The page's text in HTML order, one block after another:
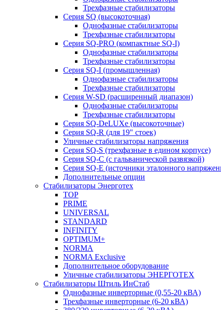
Трехфазные стабилизаторы
Серия SQ (высокоточная)
Однофазные стабилизаторы
Трехфазные стабилизаторы
Cерия SQ-PRO (компактные SQ-I)
Однофазные стабилизаторы
Трехфазные стабилизаторы
Серия SQ-I (промышленная)
Однофазные стабилизаторы
Трехфазные стабилизаторы
Серия W-SD (расширенный диапазон)
Однофазные стабилизаторы
Трехфазные стабилизаторы
Серия SQ-DeLUXe (высокоточные)
Серия SQ-R (для 19" стоек)
Уличные стабилизаторы напряжения
Серия SQ-S (трехфазные в едином корпусе)
Серия SQ-C (с гальванической развязкой)
Cерия SQ-E (источники эталонного
Дополнительные опции
Стабилизаторы Энерготех
TOP
PRIME
UNIVERSAL
STANDARD
INFINITY
OPTIMUM+
NORMA
NORMA Exclusive
Дополнительное оборудование
Уличные стабилизаторы ЭНЕРГОТЕХ
Стабилизаторы Штиль ИнСтаб
Однофазные инверторные (0,55-20 кВА)
Трехфазные инверторные (6-20 кВА)